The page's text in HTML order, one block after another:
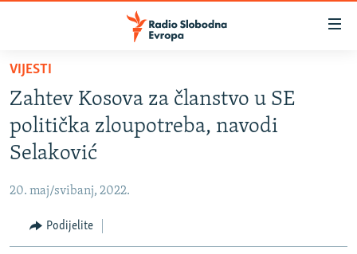
Pređite
glavni
sadržaj
Pređite
na
glavnu
navigaciju
Pređite
na
VIJESTI
BOSNA I HERCEGOVINA
SRBIJA
CRNA GORA
VIZUELNO
VIJESTI
Zahtev Kosova za članstvo u SE
politička zloupotreba, navodi
Selaković
20. maj/svibanj, 2022.
Podijelite